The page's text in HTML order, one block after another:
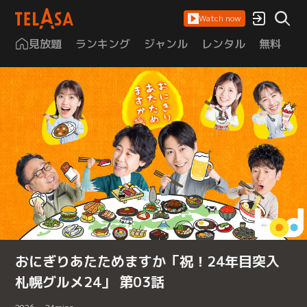
Watch now
見放題 ランキング ジャンル レンタル 無料
おにぎりあたためますか「祝！24年目突入
札幌グルメ24」 第03話